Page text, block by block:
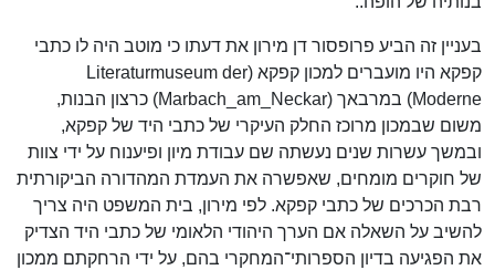
בעניין זה הביע פרופסור דן מירון את דעתו כי מוטב היה לו כתבי
קפקא היו מועברים למכון קפקא (Literaturmuseum der
Moderne) במרבאך (Marbach_am_Neckar) כרצון הבנות,
משום שבמכון מרוכז החלק העיקרי של כתבי היד של קפקא,
ובמשך עשרות שנים נעשתה שם עבודת מיון ופיענוח על ידי צוות
של חוקרים מומחים, שאפשרה את העמדת המהדורה הביקורתית
רבת הכרכים של כתבי קפקא. לפי מירון, בית המשפט היה צריך
להשיב על השאלה אם הערך היהודי הלאומי של כתבי היד הצדיק
את הפגיעה בדיון הספרותי־המחקרי בהם, על ידי הרחקתם ממכון